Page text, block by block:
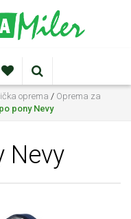
oprema / Oprema za
pony Nevy
Nevy